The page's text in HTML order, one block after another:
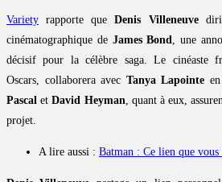
Variety rapporte queDenis Villeneuve
cinématographique de James Bond, une
décisif pour la célèbre saga. Le cinéaste
Oscars, collaborera avec Tanya Lapointe
Pascal etDavid Heyman, quant à eux,
projet.
A lire aussi : Batman : Ce lien que vous